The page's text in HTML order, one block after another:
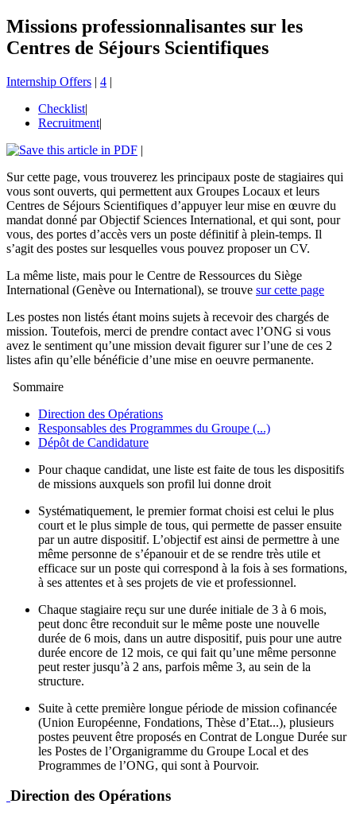
Missions professionnalisantes sur les
Centres de Séjours Scientifiques
Internship Offers | 4 |
Checklist|
Recruitment|
|
Sur cette page, vous trouverez les principaux poste de stagiaires qui
vous sont ouverts, qui permettent aux Groupes Locaux et leurs
Centres de Séjours Scientifiques d’appuyer leur mise en œuvre du
mandat donné par Objectif Sciences International, et qui sont, pour
vous, des portes d’accès vers un poste définitif à plein-temps. Il
s’agit des postes sur lesquelles vous pouvez proposer un CV.
La même liste, mais pour le Centre de Ressources du Siège
International (Genève ou International), se trouve sur cette page
Les postes non listés étant moins sujets à recevoir des chargés de
mission. Toutefois, merci de prendre contact avec l’ONG si vous
avez le sentiment qu’une mission devait figurer sur l’une de ces 2
listes afin qu’elle bénéficie d’une mise en oeuvre permanente.
Sommaire
Direction des Opérations
Responsables des Programmes du Groupe (...)
Dépôt de Candidature
Pour chaque candidat, une liste est faite de tous les dispositifs
de missions auxquels son profil lui donne droit
Systématiquement, le premier format choisi est celui le plus
court et le plus simple de tous, qui permette de passer ensuite
par un autre dispositif. L’objectif est ainsi de permettre à une
même personne de s’épanouir et de se rendre très utile et
efficace sur un poste qui correspond à la fois à ses formations,
à ses attentes et à ses projets de vie et professionnel.
Chaque stagiaire reçu sur une durée initiale de 3 à 6 mois,
peut donc être reconduit sur le même poste une nouvelle
durée de 6 mois, dans un autre dispositif, puis pour une autre
durée encore de 12 mois, ce qui fait qu’une même personne
peut rester jusqu’à 2 ans, parfois même 3, au sein de la
structure.
Suite à cette première longue période de mission cofinancée
(Union Européenne, Fondations, Thèse d’Etat...), plusieurs
postes peuvent être proposés en Contrat de Longue Durée sur
les Postes de l’Organigramme du Groupe Local et des
Programmes de l’ONG, qui sont à Pourvoir.
Direction des Opérations